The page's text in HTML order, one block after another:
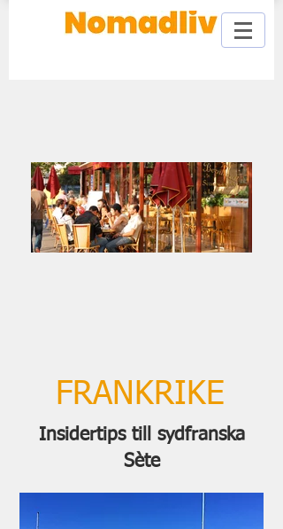
FRANKRIKE
Insidertips till sydfranska
Sète